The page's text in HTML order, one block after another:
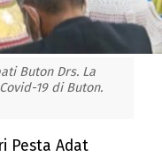
Buton Drs. La
19 di Buton.
Pesta Adat